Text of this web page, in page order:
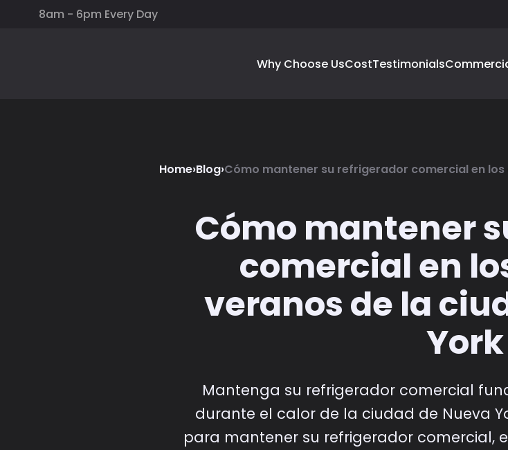
8am - 6pm Every Day
Why Choose UsCostTestimonials
Home›Blog›Cómo mantener su refrigerador comercial en
Cómo mantener
comercial en
veranos de la
York
Mantenga su refrigerador comercial
durante el calor de la ciudad de Nueva
para mantener su refrigerador comercial,